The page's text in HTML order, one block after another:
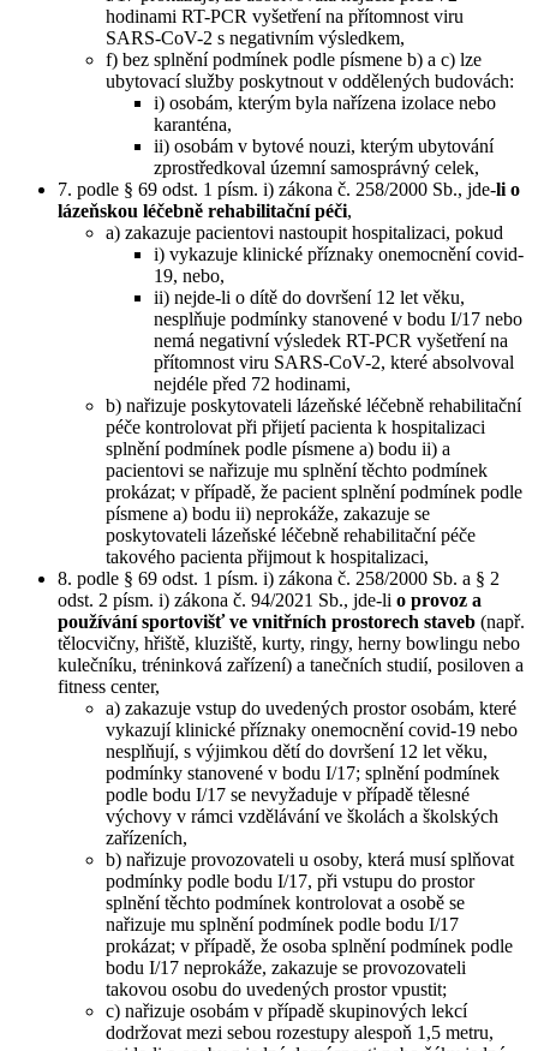
hodinami RT-PCR vyšetření na přítomnost viru
SARS‑CoV-2 s negativním výsledkem,
f) bez splnění podmínek podle písmene b) a c) lze
ubytovací služby poskytnout v oddělených budovách:
i) osobám, kterým byla nařízena izolace nebo
karanténa,
ii) osobám v bytové nouzi, kterým ubytování
zprostředkoval územní samosprávný celek,
7. podle § 69 odst. 1 písm. i) zákona č. 258/2000 Sb., jde-li o
lázeňskou léčebně rehabilitační péči,
a) zakazuje pacientovi nastoupit hospitalizaci, pokud
i) vykazuje klinické příznaky onemocnění covid-
19, nebo,
ii) nejde-li o dítě do dovršení 12 let věku,
nesplňuje podmínky stanovené v bodu I/17 nebo
nemá negativní výsledek RT-PCR vyšetření na
přítomnost viru SARS‑CoV-2, které absolvoval
nejdéle před 72 hodinami,
b) nařizuje poskytovateli lázeňské léčebně rehabilitační
péče kontrolovat při přijetí pacienta k hospitalizaci
splnění podmínek podle písmene a) bodu ii) a
pacientovi se nařizuje mu splnění těchto podmínek
prokázat; v případě, že pacient splnění podmínek podle
písmene a) bodu ii) neprokáže, zakazuje se
poskytovateli lázeňské léčebně rehabilitační péče
takového pacienta přijmout k hospitalizaci,
8. podle § 69 odst. 1 písm. i) zákona č. 258/2000 Sb. a § 2
odst. 2 písm. i) zákona č. 94/2021 Sb., jde-li o provoz a
používání sportovišť ve vnitřních prostorech staveb (např.
tělocvičny, hřiště, kluziště, kurty, ringy, herny bowlingu nebo
kulečníku, tréninková zařízení) a tanečních studií, posiloven a
fitness center,
a) zakazuje vstup do uvedených prostor osobám, které
vykazují klinické příznaky onemocnění covid-19 nebo
nesplňují, s výjimkou dětí do dovršení 12 let věku,
podmínky stanovené v bodu I/17; splnění podmínek
podle bodu I/17 se nevyžaduje v případě tělesné
výchovy v rámci vzdělávání ve školách a školských
zařízeních,
b) nařizuje provozovateli u osoby, která musí splňovat
podmínky podle bodu I/17, při vstupu do prostor
splnění těchto podmínek kontrolovat a osobě se
nařizuje mu splnění podmínek podle bodu I/17
prokázat; v případě, že osoba splnění podmínek podle
bodu I/17 neprokáže, zakazuje se provozovateli
takovou osobu do uvedených prostor vpustit;
c) nařizuje osobám v případě skupinových lekcí
dodržovat mezi sebou rozestupy alespoň 1,5 metru,